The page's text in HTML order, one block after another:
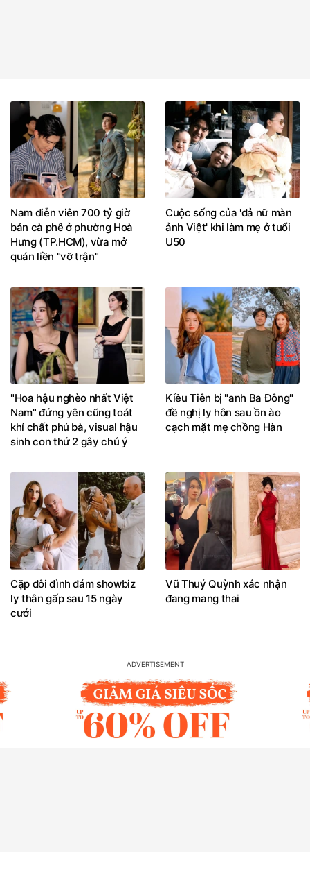
Nam diễn viên 700 tỷ giờ
bán cà phê ở phường Hoà
Hưng (TP.HCM), vừa mở
quán liền "vỡ trận"
Cuộc sống của 'đả nữ màn
ảnh Việt' khi làm mẹ ở tuổi
U50
"Hoa hậu nghèo nhất Việt
Nam" đứng yên cũng toát
khí chất phú bà, visual hậu
sinh con thứ 2 gây chú ý
Kiều Tiên bị "anh Ba Đông"
đề nghị ly hôn sau ồn ào
cạch mặt mẹ chồng Hàn
Cặp đôi đình đám showbiz
ly thân gấp sau 15 ngày
cưới
Vũ Thuý Quỳnh xác nhận
đang mang thai